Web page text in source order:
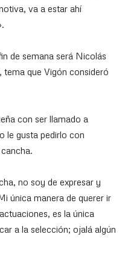
va a estar ahí
de semana será Nicolás
que Vigón consideró
con ser llamado a
le gusta pedirlo con
no soy de expresar y
única manera de querer ir
es la única
a la selección; ojalá algún